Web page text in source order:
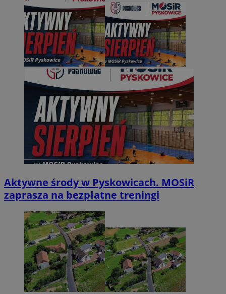
Aktywne środy w Pyskowicach. MOSiR
zaprasza na bezpłatne treningi